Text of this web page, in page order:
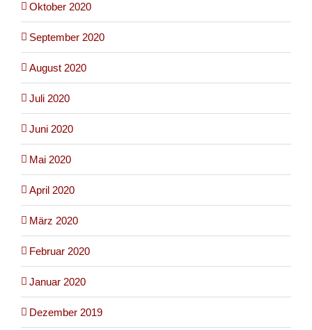
Oktober 2020
September 2020
August 2020
Juli 2020
Juni 2020
Mai 2020
April 2020
März 2020
Februar 2020
Januar 2020
Dezember 2019